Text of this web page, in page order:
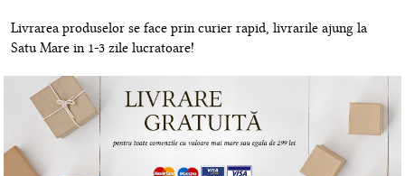
Livrarea produselor se face prin curier rapid, livrarile ajung la
Satu Mare in 1-3 zile lucratoare!